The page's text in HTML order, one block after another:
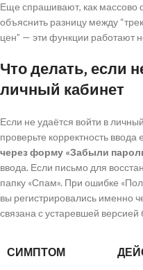
Еще спрашивают, как массово
объяснить разницу между
цен” — эти функции работают
Что делать, если
личный кабинет
Если не удаётся войти в
проверьте корректность ввода
через форму «Забыли
ввода. Если письмо для
папку «Спам». При ошибке
вы регистрировались именно
связана с устаревшей
СИМПТОМ